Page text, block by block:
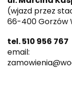
(wjazd przez
66-400 Gorzów
tel. 510 956 767
email: